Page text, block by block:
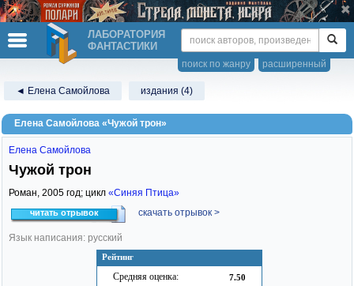
ЛАБОРАТОРИЯ
ФАНТАСТИКИ
расширенный
поиск по жанру
◄ Елена Самойлова издания (4)
Елена Самойлова «Чужой трон»
Рейтинг
Средняя оценка: 7.50
Елена Самойлова
Чужой трон
Роман, 2005 год; цикл «Синяя Птица»
читать отрывок скачать отрывок >
Язык написания: русский